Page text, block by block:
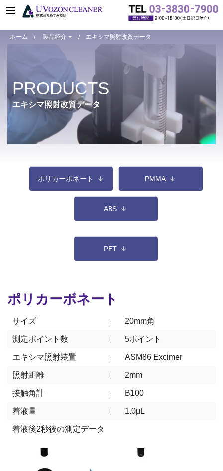
ホーム 製品紹介
ASM401N
ASM401oz
ASM2001N
ASM2503N
R&D用小型装置オプション
R&D用小型装置オプション
バッチタイプ製作事例
コンベアタイプ製作事例
製作フロー
エキシマ照射装置
エキシマ照射装置
R&D用スキャン式装置
カスタマイズ事例
エキシマ照射改質データ
オゾン分解装置
エキシマ照射改質データ
PRODUCTS
エキシマ照射改質データ
ポリカーボネート PMMA
ABS
PET
ポリカーボネート
サイズ ： 20mm角
測定ポイント数 ： 5ポイント
エキシマ照射装置 ： ASM86 Excimer
照射距離 ： 2mm
接触角計 ： B100
着液量 ： 1.0μL
着液後2秒後の測定データ